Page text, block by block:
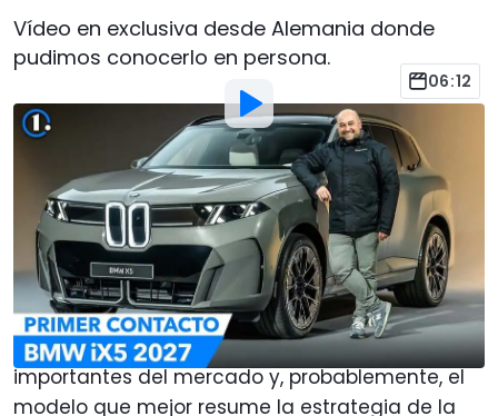
Vídeo en exclusiva desde Alemania donde
pudimos conocerlo en persona.
06:12
Pablo García
30 Juna las17:00
Añadir Motor1.com como
fuente preferida en Google
BMW acaba de presentar la quinta generación
del X5, uno de los SUV premium más
importantes del mercado y, probablemente, el
modelo que mejor resume la estrategia de la